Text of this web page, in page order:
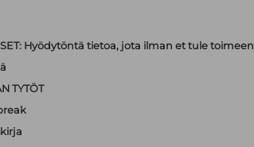
Hyödytöntä tietoa, jota ilman et tule toimeen
TYTÖT